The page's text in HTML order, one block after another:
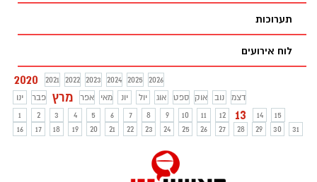
ושיעול. המגיפה משאירה מאחוריה שובל של
העולם ומערערת לחלוטין את הסדר הגלובלי.
תערוכות
לוח אירועים
2020 2021 2022 2023 2024 2025
2026
ינו
פבר מרץ אפר מאי יונ יול אוג ספט אוק נוב
דצמ
1
2 3 4 5 6 7 8 9 10 11 12 13 14
15
16
17 18 19 20 21 22 23 24 25 26 27 28 29 30 31